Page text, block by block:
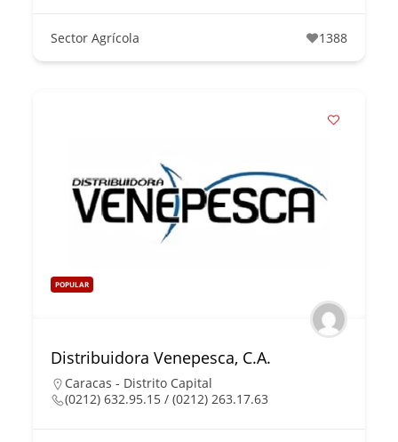
Sector Agrícola 1388
POPULAR
Distribuidora Venepesca, C.A.
Caracas - Distrito Capital
(0212) 632.95.15 / (0212) 263.17.63